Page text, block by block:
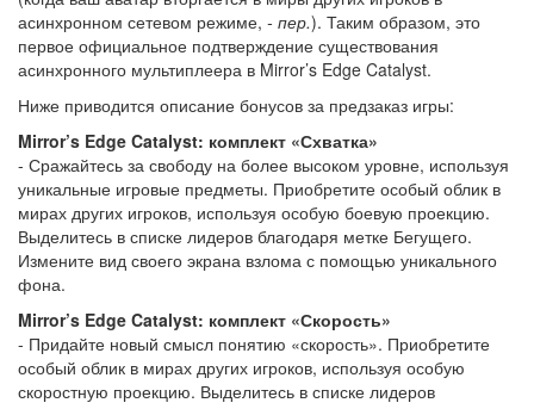
асинхронном сетевом режиме, - пер.). Таким образом, это
первое официальное подтверждение существования
асинхронного мультиплеера в Mirror’s Edge Catalyst.
Ниже приводится описание бонусов за предзаказ игры:
Mirror’s Edge Catalyst: комплект «Схватка»
- Сражайтесь за свободу на более высоком уровне, используя
уникальные игровые предметы. Приобретите особый облик в
мирах других игроков, используя особую боевую проекцию.
Выделитесь в списке лидеров благодаря метке Бегущего.
Измените вид своего экрана взлома с помощью уникального
фона.
Mirror’s Edge Catalyst: комплект «Скорость»
- Придайте новый смысл понятию «скорость». Приобретите
особый облик в мирах других игроков, используя особую
скоростную проекцию. Выделитесь в списке лидеров